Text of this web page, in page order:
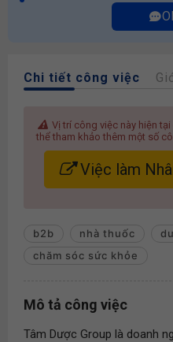
Chi tiết công việc
Vị trí công việc này hiện
thể tham khảo thêm một số
Việc làm
b2b nhà thuốc
chăm sóc sức khỏe
Mô tả công việc
Tâm Dược Group là doanh